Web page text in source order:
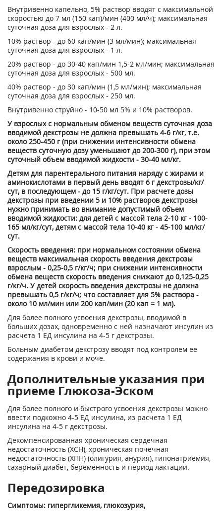
Внутривенно капельно, 5% раствор вводят с максимальной
скоростью до 7 мл (150 кап)/мин (400 мл/ч); максимальная
суточная доза для взрослых - 2 л.
10% раствор - до 60 кап/мин (3 мл/мин); максимальная
суточная доза для взрослых - 1 л.
20% раствор - до 30-40 кап/мин 1,5-2 мл/мин; максимальная
суточная доза для взрослых - 500 мл.
40% раствор - до 30 кап/мин (1,5 мл/мин); максимальная
суточная доза для взрослых - 250 мл.
Внутривенно струйно - 10-50 мл 5% и 10% растворов.
У взрослых с нормальным обменом веществ суточная доза
вводимой декстрозы не должна превышать 4-6 г/кг, т.е.
около 250-450 г (при снижении интенсивности обмена
веществ суточную дозу уменьшают до 200-300 г), при этом
суточный объем вводимой жидкости - 30-40 мл/кг.
Детям для парентерального питания наряду с жирами и
аминокислотами в первый день вводят 6 г декстрозы/кг/
сут, в последующем - до 15 г/кг/сут. При расчете дозы
декстрозы при введении 5 и 10% растворов декстрозы
нужно принимать во внимание допустимый объем
вводимой жидкости: для детей с массой тела 2-10 кг - 100-
165 мл/кг/сут, детям с массой тела 10-40 кг - 45-100 мл/кг/
сут.
Скорость введения: при нормальном состоянии обмена
веществ максимальная скорость введения декстрозы
взрослым - 0,25-0,5 г/кг/ч; при снижении интенсивности
обмена веществ скорость введения снижают до 0,125-0,25
г/кг/ч. У детей скорость введения декстрозы не должна
превышать 0,5 г/кг/ч; что составляет для 5% раствора -
около 10 мл/мин или 200 кап/мин (20 кап = 1 мл).
Для более полного усвоения декстрозы, вводимой в
больших дозах, одновременно с ней назначают инсулин из
расчета 1 ЕД инсулина на 4-5 г декстрозы.
Больным диабетом декстрозу вводят под контролем ее
содержания в крови и моче.
Дополнительные указания при
приеме Глюкоза-Эском
Для более полного и быстрого усвоения декстрозы можно
ввести подкожно 4-5 ЕД инсулина, из расчета 1 ЕД
инсулина на 4-5 г декстрозы.
Декомпенсированная хроническая сердечная
недостаточность (ХСН), хроническая почечная
недостаточность (ХПН) (олигурия, анурия), гипонатриемия,
сахарный диабет, беременность и период лактации.
Передозировка
Симптомы: гипергликемия, глюкозурия,